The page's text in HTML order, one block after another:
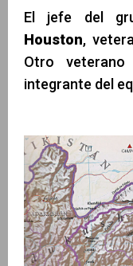
El jefe del
Houston,
Otro
integrante del